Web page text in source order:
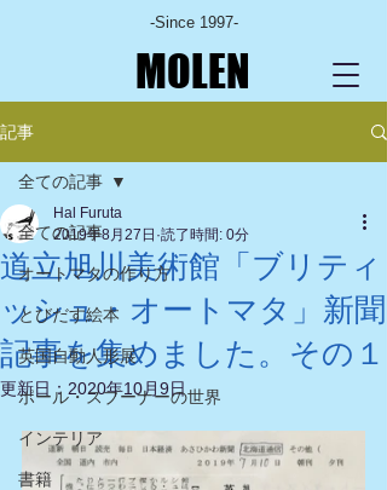
-Since 1997-
MOLEN
記事
全ての記事
オートマタの作り方
とびだす絵本
英国自動人形展
ポール・スプーナーの世界
インテリア
書籍
全ての記事
道立旭川美術館「ブリティ
ッシュ・オートマタ」新聞
記事を集めました。その１
Hal Furuta
2019年8月27日 読了時間: 0分
更新日： 2020年10月9日